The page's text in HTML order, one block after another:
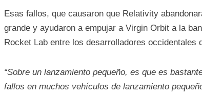
Esas fallos, que causaron que Relativity
grande y ayudaron a empujar a Virgin Orbit a la
Rocket Lab entre los desarrolladores occidentales
“Sobre un lanzamiento pequeño, es que es
fallos en muchos vehículos de lanzamiento